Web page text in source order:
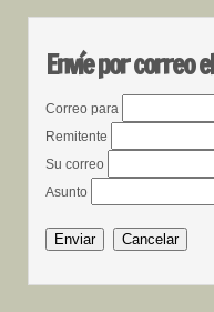
Envíe por correo
Correo para
Remitente
Su correo
Asunto
Enviar Cancelar